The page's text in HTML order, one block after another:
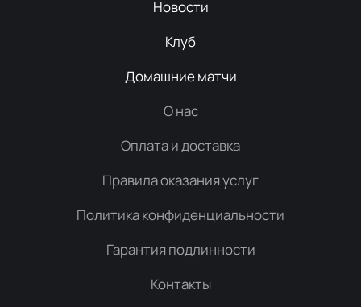
Новости
Клуб
Домашние матчи
О нас
Оплата и доставка
Правила оказания услуг
Политика конфиденциальности
Гарантия подлинности
Контакты